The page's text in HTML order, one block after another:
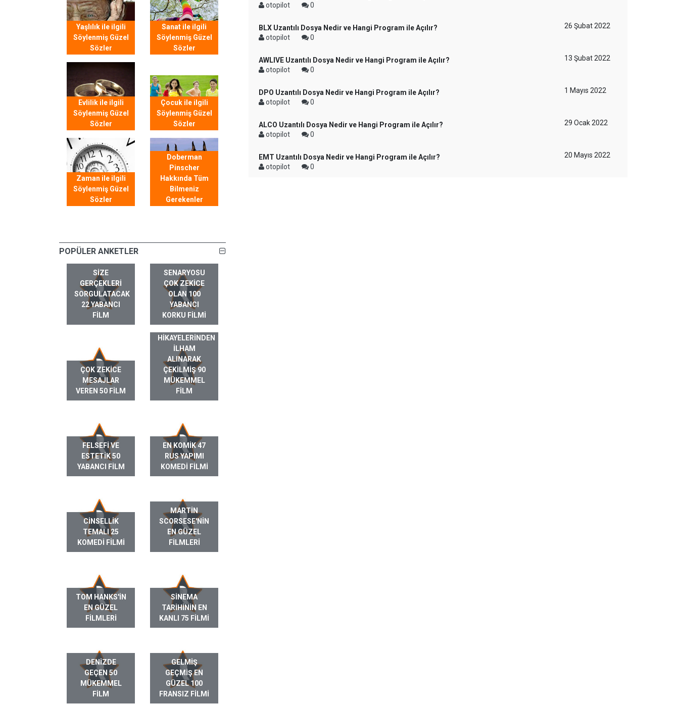
Yaşlılık ile ilgili
Söylenmiş Güzel
Sözler
Sanat ile ilgili
Söylenmiş Güzel
Sözler
Evlilik ile ilgili
Söylenmiş Güzel
Sözler
Çocuk ile ilgili
Söylenmiş Güzel
Sözler
Zaman ile ilgili
Söylenmiş Güzel
Sözler
Doberman
Pinscher
Hakkında Tüm
Bilmeniz
Gerekenler
POPÜLER ANKETLER
SIZE
GERÇEKLERI
SORGULATACAK
22 YABANCI
FILM
SENARYOSU
ÇOK ZEKICE
OLAN 100
YABANCI
KORKU FILMI
ÇOK ZEKICE
MESAJLAR
VEREN 50 FILM
GERÇEK HAYAT
HIKAYELERINDEN
ILHAM
ALINARAK
ÇEKILMIŞ 90
MÜKEMMEL
FILM
FELSEFI VE
ESTETIK 50
YABANCI FILM
EN KOMIK 47
RUS YAPIMI
KOMEDI FILMI
CINSELLIK
TEMALI 25
KOMEDI FILMI
MARTIN
SCORSESE'NIN
EN GÜZEL
FILMLERI
TOM HANKS'IN
EN GÜZEL
FILMLERI
SINEMA
TARIHININ EN
KANLI 75 FILMI
DENIZDE
GEÇEN 50
MÜKEMMEL
FILM
GELMIŞ
GEÇMIŞ EN
GÜZEL 100
FRANSIZ FILMI
otopilot
0
BLX Uzantılı Dosya Nedir ve Hangi Program ile Açılır?
otopilot
0
26 Şubat 2022
AWLIVE Uzantılı Dosya Nedir ve Hangi Program ile Açılır?
otopilot
0
13 Şubat 2022
DPO Uzantılı Dosya Nedir ve Hangi Program ile Açılır?
otopilot
0
1 Mayıs 2022
ALCO Uzantılı Dosya Nedir ve Hangi Program ile Açılır?
otopilot
0
29 Ocak 2022
EMT Uzantılı Dosya Nedir ve Hangi Program ile Açılır?
otopilot
0
20 Mayıs 2022